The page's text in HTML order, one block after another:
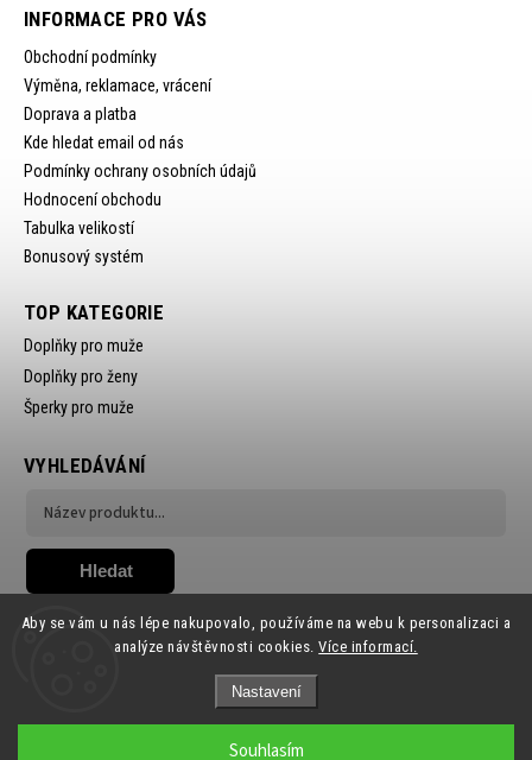
Aby se vám u nás lépe nakupovalo, používáme na webu k personalizaci a
analýze návštěvnosti cookies.Více informací.
Nastavení
Souhlasím
INFORMACE PRO VÁS
Obchodní podmínky
Výměna, reklamace, vrácení
Doprava a platba
Kde hledat email od nás
Podmínky ochrany osobních údajů
Hodnocení obchodu
Tabulka velikostí
Bonusový systém
TOP KATEGORIE
Doplňky pro muže
Doplňky pro ženy
Šperky pro muže
VYHLEDÁVÁNÍ
Hledat
Ewena.CZ. Všechna práva vyhrazena.